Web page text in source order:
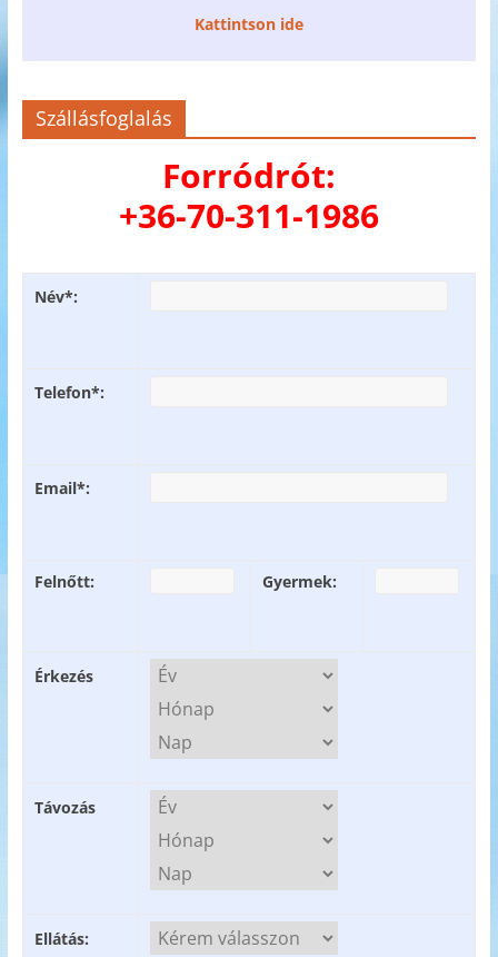
Kattintson ide
Szállásfoglalás
Forródrót:
+36-70-311-1986
Név*:
Telefon*:
Email*:
Felnőtt: Gyermek:
Érkezés
Távozás
Ellátás: